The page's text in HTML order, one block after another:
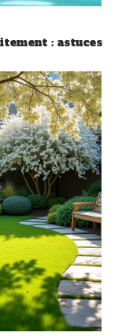
: astuces